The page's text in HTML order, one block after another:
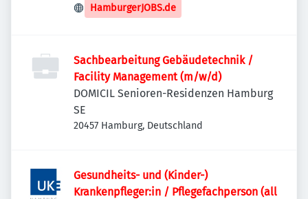
HamburgerJOBS.de
Sachbearbeitung Gebäudetechnik /
Facility Management (m/w/d)
DOMICIL Senioren-Residenzen Hamburg
SE
20457 Hamburg, Deutschland
Gesundheits- und (Kinder-)
Krankenpfleger:in / Pflegefachperson (all